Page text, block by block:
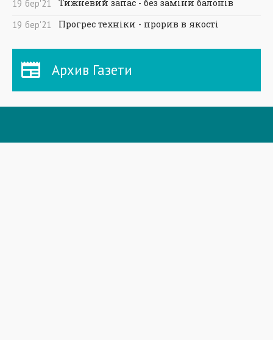
19 бер'21
Тижневий запас - без заміни балонів
19 бер'21 Прогрес техніки - прорив в якості
Архив Газети